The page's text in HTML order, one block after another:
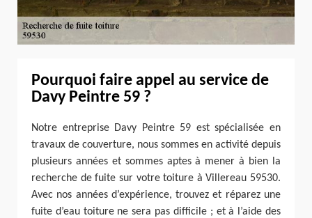
Pourquoi faire appel au service de
Davy Peintre 59 ?
Notre entreprise Davy Peintre 59 est spécialisée en
travaux de couverture, nous sommes en activité depuis
plusieurs années et sommes aptes à mener à bien la
recherche de fuite sur votre toiture à Villereau 59530.
Avec nos années d’expérience, trouvez et réparez une
fuite d’eau toiture ne sera pas difficile ; et à l’aide des